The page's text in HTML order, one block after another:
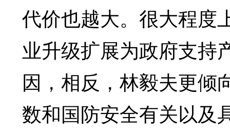
代价也越大。很大程度
业升级扩展为政府支持
因，相反，林毅夫更倾
数和国防安全有关以及